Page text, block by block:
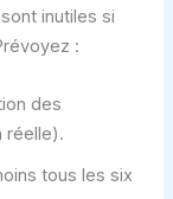
inutiles si
:
des
réelle).
tous les six